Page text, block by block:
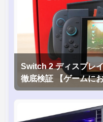
Switch 2 ディスプレ
徹底検証 【ゲームに
1台！】